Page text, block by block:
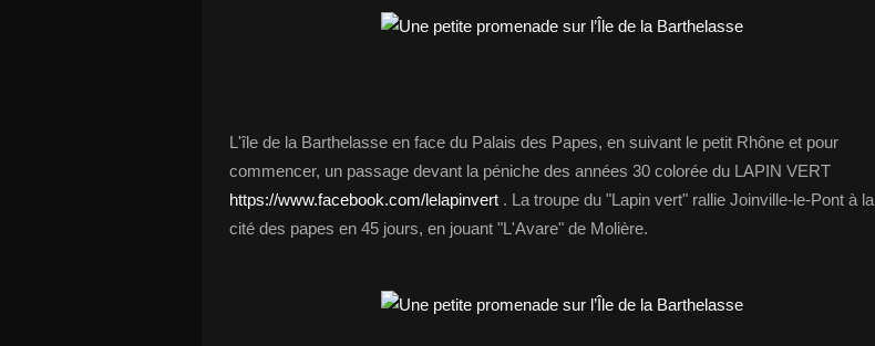
L'île de la Barthelasse en face du Palais des Papes, en suivant le petit Rhône et pour
commencer, un passage devant la péniche des années 30 colorée du LAPIN VERT
https://www.facebook.com/lelapinvert . La troupe du "Lapin vert" rallie Joinville-le-Pont à la
cité des papes en 45 jours, en jouant "L'Avare" de Molière.